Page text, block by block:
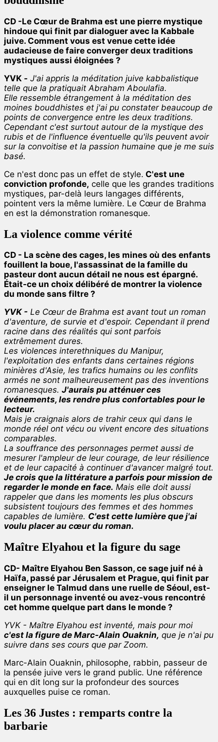
CD -Le Cœur de Brahma est une pierre mystique
hindoue qui finit par dialoguer avec la Kabbale
juive. Comment vous est venue cette idée
audacieuse de faire converger deux traditions
mystiques aussi éloignées ?
YVK - J'ai appris la méditation juive kabbalistique
telle que la pratiquait Abraham Aboulafia.
Elle ressemble étrangement à la méditation des
moines bouddhistes et j'ai pu constater beaucoup de
points de convergence entre les deux traditions.
Cependant c'est surtout autour de la mystique des
rubis et de l'influence éventuelle qu'ils peuvent avoir
sur la convoitise et la passion humaine que je me suis
basé.
Ce n'est donc pas un effet de style. C'est une
conviction profonde, celle que les grandes traditions
mystiques, par-delà leurs langages différents,
pointent vers la même lumière. Le Cœur de Brahma
en est la démonstration romanesque.
La violence comme vérité
CD - La scène des cages, les mines où des enfants
fouillent la boue, l'assassinat de la famille du
pasteur dont aucun détail ne nous est épargné.
Était-ce un choix délibéré de montrer la violence
du monde sans filtre ?
YVK - Le Cœur de Brahma est avant tout un roman
d'aventure, de survie et d'espoir. Cependant il prend
racine dans des réalités qui sont parfois
extrêmement dures.
Les violences interethniques du Manipur,
l'exploitation des enfants dans certaines régions
minières d'Asie, les trafics humains ou les conflits
armés ne sont malheureusement pas des inventions
romanesques. J'aurais pu atténuer ces
événements, les rendre plus confortables pour le
lecteur.
Mais je craignais alors de trahir ceux qui dans le
monde réel ont vécu ou vivent encore des situations
comparables.
La souffrance des personnages permet aussi de
mesurer l'ampleur de leur courage, de leur résilience
et de leur capacité à continuer d'avancer malgré tout.
Je crois que la littérature a parfois pour mission de
regarder le monde en face. Mais elle doit aussi
rappeler que dans les moments les plus obscurs
subsistent toujours des femmes et des hommes
capables de lumière. C'est cette lumière que j'ai
voulu placer au cœur du roman.
Maître Elyahou et la figure du sage
CD- Maître Elyahou Ben Sasson, ce sage juif né à
Haïfa, passé par Jérusalem et Prague, qui finit par
enseigner le Talmud dans une ruelle de Séoul, est-
il un personnage inventé ou avez-vous rencontré
cet homme quelque part dans le monde ?
YVK - Maître Elyahou est inventé, mais pour moi
c'est la figure de Marc-Alain Ouaknin, que je n'ai pu
suivre dans ses cours que par Zoom.
Marc-Alain Ouaknin, philosophe, rabbin, passeur de
la pensée juive vers le grand public. Une référence
qui en dit long sur la profondeur des sources
auxquelles puise ce roman.
Les 36 Justes : remparts contre la
barbarie